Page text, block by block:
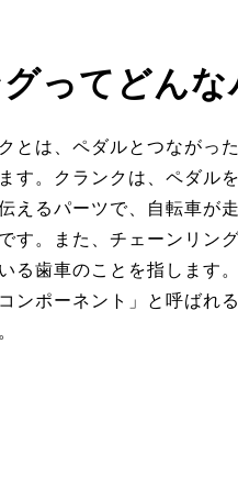
ってどんな
とは、ペダルとつながっ
す。クランクは、ペダル
えるパーツで、自転車が
す。また、チェーンリン
る歯車のことを指します
ンポーネント」と呼ばれ